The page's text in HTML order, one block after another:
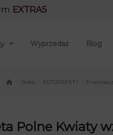
EXTRA5
Wyprzedaż Blog
Sklep FOTOTAPETY
Polne Kwiaty